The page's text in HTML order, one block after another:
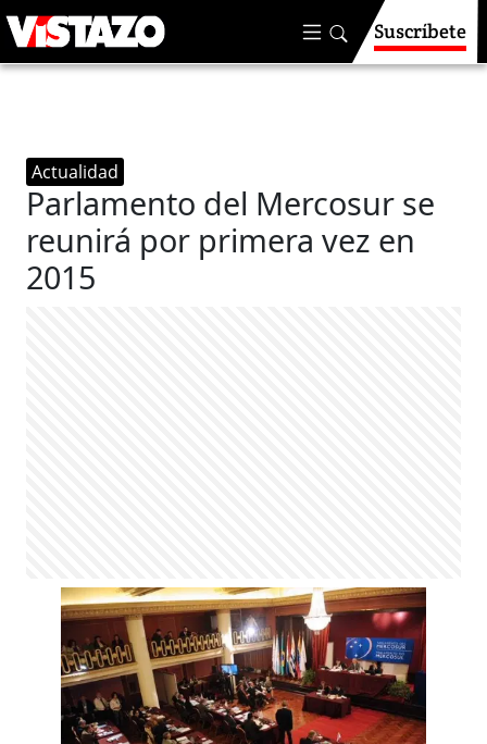
Suscríbete
Actualidad
Parlamento del Mercosur se
reunirá por primera vez en
2015